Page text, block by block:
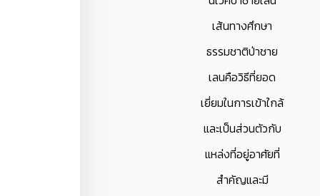
เส้นทางศึกษา
ธรรมชาติป่าชาย
เลนคือวิธีที่ยอด
เยี่ยมในการเข้าใกล้
และเป็นส่วนตัวกับ
แหล่งที่อยู่อาศัยที่
สำคัญและมี